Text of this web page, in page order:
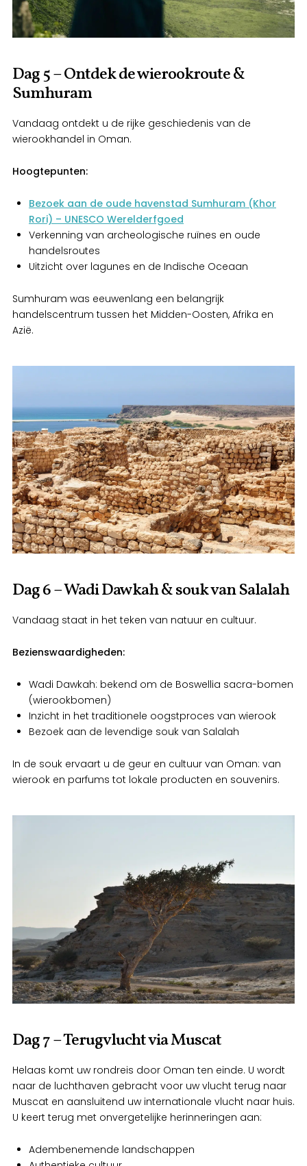
Dag 5 – Ontdek de wierookroute &
Sumhuram
Vandaag ontdekt u de rijke geschiedenis van de
wierookhandel in Oman.
Hoogtepunten:
Bezoek aan de oude havenstad Sumhuram (Khor
Rori) – UNESCO Werelderfgoed
Verkenning van archeologische ruïnes en oude
handelsroutes
Uitzicht over lagunes en de Indische Oceaan
Sumhuram was eeuwenlang een belangrijk
handelscentrum tussen het Midden-Oosten, Afrika en
Azië.
Dag 6 – Wadi Dawkah & souk van Salalah
Vandaag staat in het teken van natuur en cultuur.
Bezienswaardigheden:
Wadi Dawkah: bekend om de Boswellia sacra-bomen
(wierookbomen)
Inzicht in het traditionele oogstproces van wierook
Bezoek aan de levendige souk van Salalah
In de souk ervaart u de geur en cultuur van Oman: van
wierook en parfums tot lokale producten en souvenirs.
Dag 7 – Terugvlucht via Muscat
Helaas komt uw rondreis door Oman ten einde. U wordt
naar de luchthaven gebracht voor uw vlucht terug naar
Muscat en aansluitend uw internationale vlucht naar huis.
U keert terug met onvergetelijke herinneringen aan:
Adembenemende landschappen